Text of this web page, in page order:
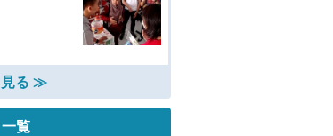
見る ≫
覧